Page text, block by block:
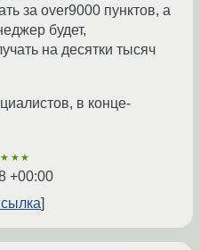
за over9000 пунктов, а
будет,
на десятки тысяч
в конце-
+00:00